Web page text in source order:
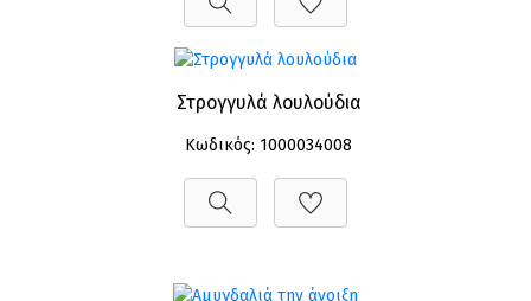
Στρογγυλά λουλούδια
Κωδικός: 1000034008